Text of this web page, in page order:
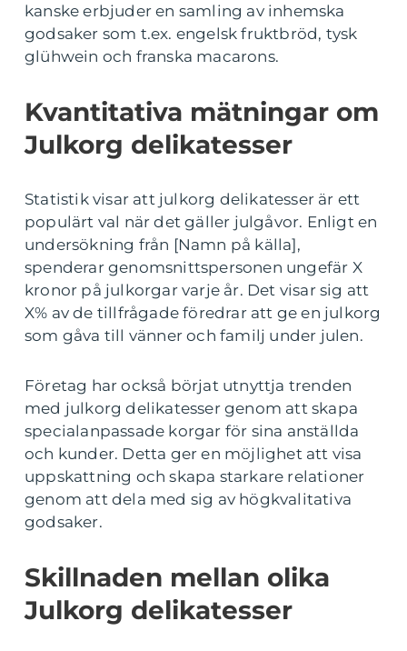
kanske erbjuder en samling av inhemska
godsaker som t.ex. engelsk fruktbröd, tysk
glühwein och franska macarons.
Kvantitativa mätningar om
Julkorg delikatesser
Statistik visar att julkorg delikatesser är ett
populärt val när det gäller julgåvor. Enligt en
undersökning från [Namn på källa],
spenderar genomsnittspersonen ungefär X
kronor på julkorgar varje år. Det visar sig att
X% av de tillfrågade föredrar att ge en julkorg
som gåva till vänner och familj under julen.
Företag har också börjat utnyttja trenden
med julkorg delikatesser genom att skapa
specialanpassade korgar för sina anställda
och kunder. Detta ger en möjlighet att visa
uppskattning och skapa starkare relationer
genom att dela med sig av högkvalitativa
godsaker.
Skillnaden mellan olika
Julkorg delikatesser